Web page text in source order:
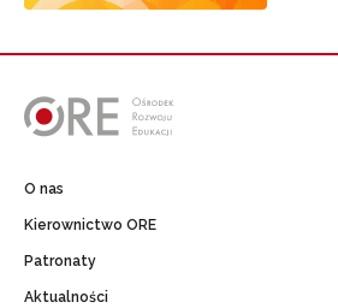
O nas
Kierownictwo ORE
Patronaty
Aktualności